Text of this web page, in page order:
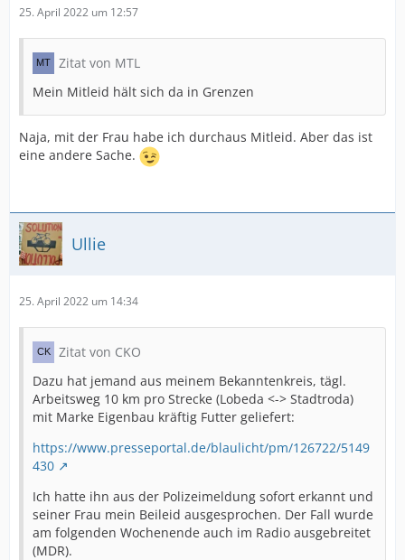
25. April 2022 um 12:57
Zitat von MTL
Mein Mitleid hält sich da in Grenzen
Naja, mit der Frau habe ich durchaus Mitleid. Aber das ist
eine andere Sache.
Ullie
25. April 2022 um 14:34
Zitat von CKO
Dazu hat jemand aus meinem Bekanntenkreis, tägl.
Arbeitsweg 10 km pro Strecke (Lobeda <-> Stadtroda)
mit Marke Eigenbau kräftig Futter geliefert:
https://www.presseportal.de/blaulicht/pm/126722/5149
430
Ich hatte ihn aus der Polizeimeldung sofort erkannt und
seiner Frau mein Beileid ausgesprochen. Der Fall wurde
am folgenden Wochenende auch im Radio ausgebreitet
(MDR).